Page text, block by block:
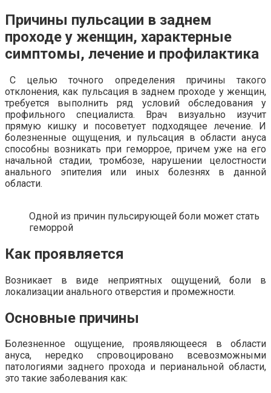
Причины пульсации в заднем
проходе у женщин, характерные
симптомы, лечение и профилактика
С целью точного определения причины такого
отклонения, как пульсация в заднем проходе у женщин,
требуется выполнить ряд условий обследования у
профильного специалиста. Врач визуально изучит
прямую кишку и посоветует подходящее лечение. И
болезненные ощущения, и пульсация в области ануса
способны возникать при геморрое, причем уже на его
начальной стадии, тромбозе, нарушении целостности
анального эпителия или иных болезнях в данной
области.
Одной из причин пульсирующей боли может стать
геморрой
Как проявляется
Возникает в виде неприятных ощущений, боли в
локализации анального отверстия и промежности.
Основные причины
Болезненное ощущение, проявляющееся в области
ануса, нередко спровоцировано всевозможными
патологиями заднего прохода и перианальной области,
это такие заболевания как: